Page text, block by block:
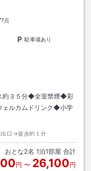
点
駐車場あり
約３５分◆全室禁煙◆彩
ルカムドリンク◆小学
出口→徒歩約１分
おとな2名 1泊1部屋 合計
円 〜 26,100円